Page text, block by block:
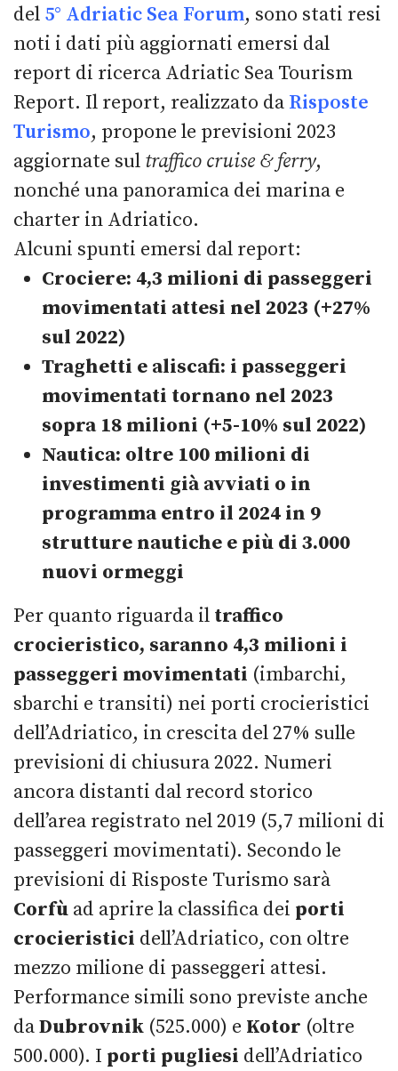
del 5° Adriatic Sea Forum, sono stati resi
noti i dati più aggiornati emersi dal
report di ricerca Adriatic Sea Tourism
Report. Il report, realizzato da Risposte
Turismo, propone le previsioni 2023
aggiornate sul traffico cruise & ferry,
nonché una panoramica dei marina e
charter in Adriatico.
Alcuni spunti emersi dal report:
Crociere: 4,3 milioni di passeggeri
movimentati attesi nel 2023 (+27%
sul 2022)
Traghetti e aliscafi: i passeggeri
movimentati tornano nel 2023
sopra 18 milioni (+5-10% sul 2022)
Nautica: oltre 100 milioni di
investimenti già avviati o in
programma entro il 2024 in 9
strutture nautiche e più di 3.000
nuovi ormeggi
Per quanto riguarda il traffico
crocieristico, saranno 4,3 milioni i
passeggeri movimentati (imbarchi,
sbarchi e transiti) nei porti crocieristici
dell’Adriatico, in crescita del 27% sulle
previsioni di chiusura 2022. Numeri
ancora distanti dal record storico
dell’area registrato nel 2019 (5,7 milioni di
passeggeri movimentati). Secondo le
previsioni di Risposte Turismo sarà
Corfù ad aprire la classifica dei porti
crocieristici dell’Adriatico, con oltre
mezzo milione di passeggeri attesi.
Performance simili sono previste anche
daDubrovnik (525.000) e Kotor (oltre
500.000). I porti pugliesi dell’Adriatico